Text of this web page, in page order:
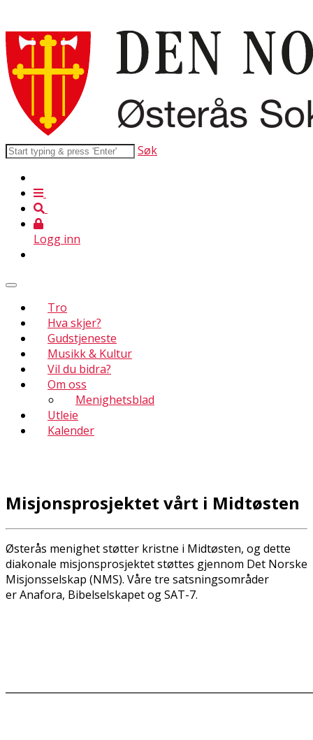
Søk
Logg inn
Tro
Hva skjer?
Gudstjeneste
Musikk & Kultur
Vil du bidra?
Om oss
Menighetsblad
Utleie
Kalender
Misjonsprosjektet vårt i Midtøsten
Østerås menighet støtter kristne i Midtøsten, og dette
diakonale misjonsprosjektet støttes gjennom Det Norske
Misjonsselskap (NMS). Våre tre satsningsområder
er Anafora, Bibelselskapet og SAT-7.